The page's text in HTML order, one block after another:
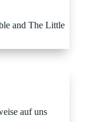
and The Little
auf uns